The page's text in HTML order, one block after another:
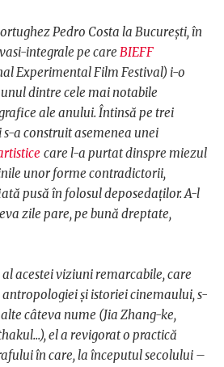
Pedro Costa la București, în
integrale pe care BIEFF
Experimental Film Festival) i-o
dintre cele mai notabile
ale anului. Întinsă pe trei
a construit asemenea unei
care l-a purtat dinspre miezul
unor forme contradictorii,
pusă în folosul deposedaților. A-l
zile pare, pe bună dreptate,
acestei viziuni remarcabile, care
și istoriei cinemaului, s-
câteva nume (Jia Zhang-ke,
el a revigorat o practică
în care, la începutul secolului –